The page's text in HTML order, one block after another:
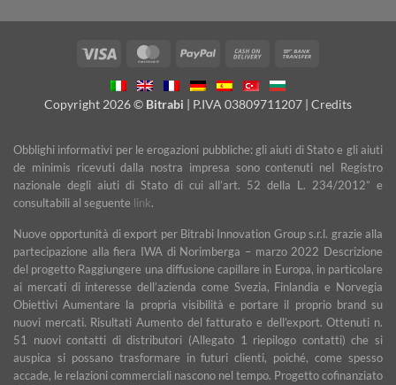
Visa MasterCardPayPal
Cash
Delivery
Copyright 2026 © Bitrabi | P.IVA 03809711207 | Credits
Obblighi informativi per le erogazioni pubbliche: gli aiuti di Stato e gli aiuti
de minimis ricevuti dalla nostra impresa sono contenuti nel Registro
nazionale degli aiuti di Stato di cui all’art. 52 della L. 234/2012” e
consultabili al seguente link.
Nuove opportunità di export per Bitrabi Innovation Group s.r.l. grazie alla
partecipazione alla fiera IWA di Norimberga – marzo 2022 Descrizione
del progetto Raggiungere una diffusione capillare in Europa, in particolare
ai mercati di interesse dell’azienda come Svezia, Finlandia e Norvegia
Obiettivi Aumentare la propria visibilità e portare il proprio brand su
nuovi mercati. Risultati Aumento del fatturato e dell’export. Ottenuti n.
51 nuovi contatti di distributori (Allegato 1 riepilogo contatti) che si
auspica si possano trasformare in futuri clienti, poiché, come spesso
accade, le relazioni commerciali nascono nel tempo. Progetto cofinanziato